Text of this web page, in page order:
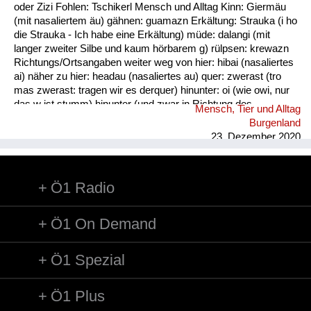
oder Zizi Fohlen: Tschikerl Mensch und Alltag Kinn: Giermäu
(mit nasaliertem äu) gähnen: guamazn Erkältung: Strauka (i ho
die Strauka - Ich habe eine Erkältung) müde: dalangi (mit
langer zweiter Silbe und kaum hörbarem g) rülpsen: krewazn
Richtungs/Ortsangaben weiter weg von hier: hibai (nasaliertes
ai) näher zu hier: headau (nasaliertes au) quer: zwerast (tro
mas zwerast: tragen wir es derquer) hinunter: oi (wie owi, nur
das w ist stumm) hinunter (und zwar in Richtung des
Sprechers): oana (kim oana - komm herunter, und zwar zu
mir) weg: dui (kais dui - wirf es weg) werfen: kai (nasaliertes
Mensch, Tier und Alltag
Burgenland
23. Dezember 2020
Ö1 Radio
Ö1 On Demand
Ö1 Spezial
Ö1 Plus